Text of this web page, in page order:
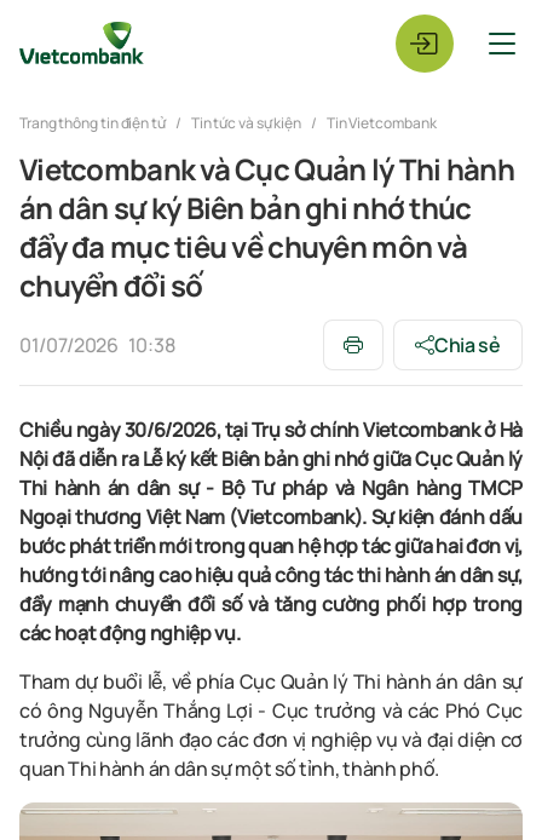
Trang thông tin điện tử Tin tức và sự kiện Tin Vietcombank
Vietcombank và Cục Quản lý Thi hành
án dân sự ký Biên bản ghi nhớ thúc
đẩy đa mục tiêu về chuyên môn và
chuyển đổi số
01/07/2026 10:38 Chia sẻ
Chiều ngày30/6/2026, tại Trụ sở chính Vietcombank ở Hà
Nội đã diễn ra Lễ ký kết Biên bản ghi nhớ giữa Cục Quản lý
Thi hành án dân sự - Bộ Tư pháp và Ngân hàng TMCP
Ngoại thương Việt Nam (Vietcombank). Sự kiện đánh dấu
bước phát triển mới trong quan hệ hợp tác giữa hai đơn vị,
hướng tới nâng cao hiệu quả công tác thi hành án dân sự,
đẩy mạnh chuyển đổi số và tăng cường phối hợp trong
các hoạt động nghiệp vụ.
Tham dự buổi lễ, về phía Cục Quản lý Thi hành án dân sự
có ông Nguyễn Thắng Lợi - Cục trưởng và các Phó Cục
trưởng cùng lãnh đạo các đơn vị nghiệp vụ và đại diện cơ
quan Thi hành án dân sự một số tỉnh, thành phố.